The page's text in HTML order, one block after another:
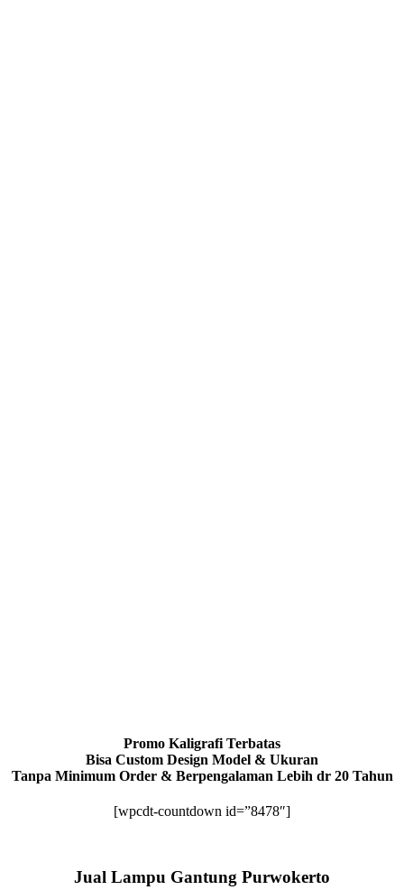
Promo Kaligrafi Terbatas
Bisa Custom Design Model & Ukuran
Tanpa Minimum Order & Berpengalaman Lebih dr 20 Tahun
[wpcdt-countdown id=”8478″]
Jual Lampu Gantung Purwokerto